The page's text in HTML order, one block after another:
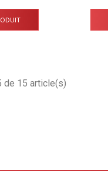
de 15 article(s)